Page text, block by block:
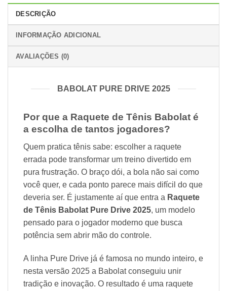
DESCRIÇÃO
INFORMAÇÃO ADICIONAL
AVALIAÇÕES (0)
BABOLAT PURE DRIVE 2025
Por que a Raquete de Tênis Babolat é
a escolha de tantos jogadores?
Quem pratica tênis sabe: escolher a raquete
errada pode transformar um treino divertido em
pura frustração. O braço dói, a bola não sai como
você quer, e cada ponto parece mais difícil do que
deveria ser. É justamente aí que entra a Raquete
de Tênis Babolat Pure Drive 2025, um modelo
pensado para o jogador moderno que busca
potência sem abrir mão do controle.
A linha Pure Drive já é famosa no mundo inteiro, e
nesta versão 2025 a Babolat conseguiu unir
tradição e inovação. O resultado é uma raquete